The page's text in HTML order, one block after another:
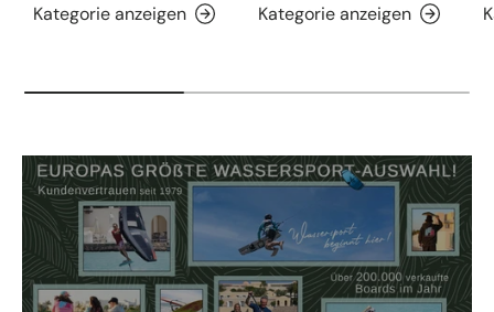
Kategorie anzeigen Kategorie anzeigen